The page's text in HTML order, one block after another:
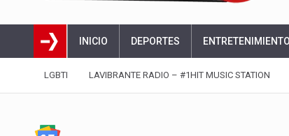
INICIO DEPORTES
LGBTI LAVIBRANTE RADIO – #1HIT MUSIC STATION